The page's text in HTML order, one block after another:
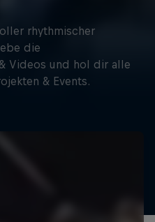
rhythmischer
die
Videos und hol dir alle
& Events.